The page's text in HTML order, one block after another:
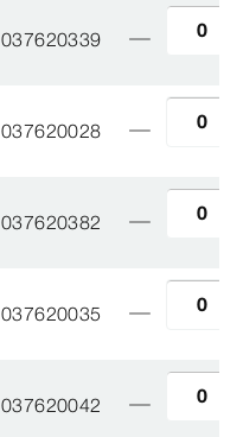
037620339
037620028
037620382
037620035
037620042